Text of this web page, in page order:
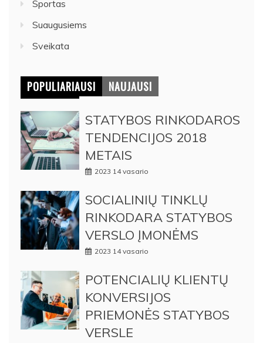
Sportas
Suaugusiems
Sveikata
POPULIARIAUSI NAUJAUSI
STATYBOS RINKODAROS
TENDENCIJOS 2018
METAIS
2023 14 vasario
SOCIALINIŲ TINKLŲ
RINKODARA STATYBOS
VERSLO ĮMONĖMS
2023 14 vasario
POTENCIALIŲ KLIENTŲ
KONVERSIJOS
PRIEMONĖS STATYBOS
VERSLE